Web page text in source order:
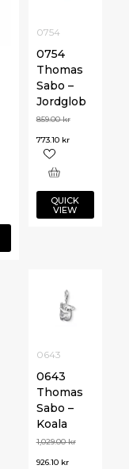
0754
0754
Thomas
Sabo –
Jordglob
859.00kr
773.10 kr
QUICK
VIEW
0643
0643
Thomas
Sabo –
Koala
1,029.00kr
926.10 kr